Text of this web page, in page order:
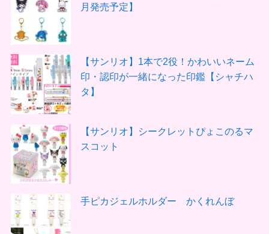
月発売予定】
【サンリオ】1本で2役！かわいいネーム
印・認印が一緒になった印鑑【シャチハ
タ】
【サンリオ】シークレットぴょこのるマ
スコット
手ピカジェルホルダー かくれんぼ